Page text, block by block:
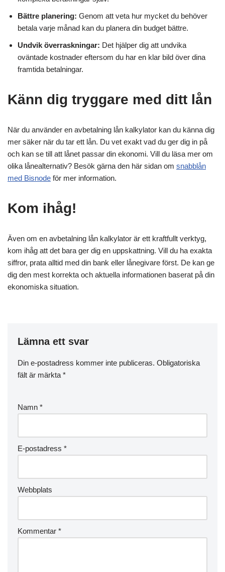
Bättre planering: Genom att veta hur mycket du behöver
betala varje månad kan du planera din budget bättre.
Undvik överraskningar: Det hjälper dig att undvika
oväntade kostnader eftersom du har en klar bild över dina
framtida betalningar.
Känn dig tryggare med ditt lån
När du använder en avbetalning lån kalkylator kan du känna dig
mer säker när du tar ett lån. Du vet exakt vad du ger dig in på
och kan se till att lånet passar din ekonomi. Vill du läsa mer om
olika lånealternativ? Besök gärna den här sidan om snabblån
med Bisnode för mer information.
Kom ihåg!
Även om en avbetalning lån kalkylator är ett kraftfullt verktyg,
kom ihåg att det bara ger dig en uppskattning. Vill du ha exakta
siffror, prata alltid med din bank eller lånegivare först. De kan ge
dig den mest korrekta och aktuella informationen baserat på din
ekonomiska situation.
Lämna ett svar
Din e-postadress kommer inte publiceras. Obligatoriska
fält är märkta *
Namn *
E-postadress *
Webbplats
Kommentar *